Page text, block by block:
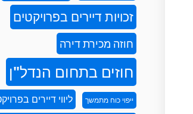
זכויות דיירים בפרויקטים
חוזה מכירת דירה
חוזים בתחום הנדל"ן
ייפוי כוח מתמשך ליווי דיירים